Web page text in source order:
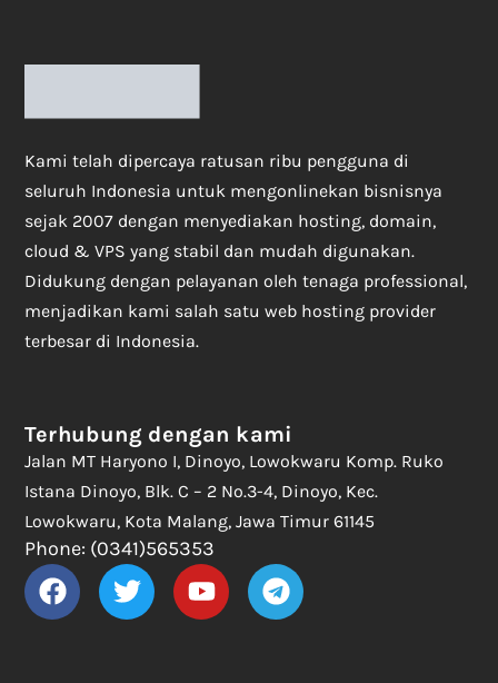
Kami telah dipercaya ratusan ribu pengguna di
seluruh Indonesia untuk mengonlinekan bisnisnya
sejak 2007 dengan menyediakan hosting, domain,
cloud & VPS yang stabil dan mudah digunakan.
Didukung dengan pelayanan oleh tenaga professional,
menjadikan kami salah satu web hosting provider
terbesar di Indonesia.
Terhubung dengan kami
Jalan MT Haryono I, Dinoyo, Lowokwaru Komp. Ruko
Istana Dinoyo, Blk. C – 2 No.3-4, Dinoyo, Kec.
Lowokwaru, Kota Malang, Jawa Timur 61145
Phone: (0341)565353